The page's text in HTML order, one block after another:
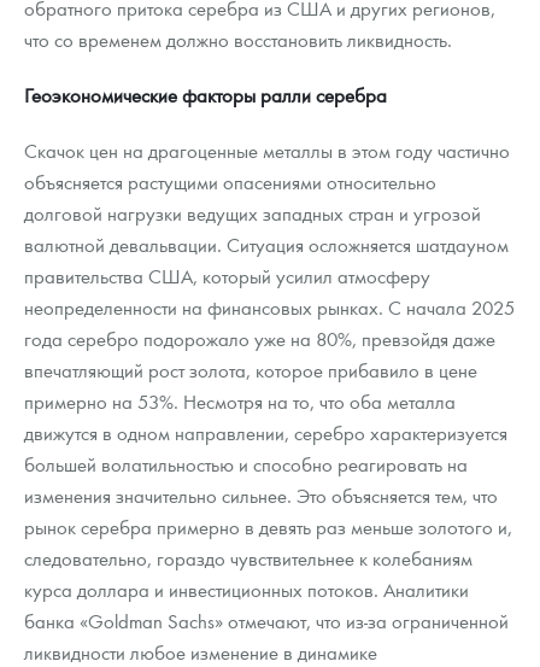
обратного притока серебра из США и других регионов,
что со временем должно восстановить ликвидность.
Геоэкономические факторы ралли серебра
Скачок цен на драгоценные металлы в этом году частично
объясняется растущими опасениями относительно
долговой нагрузки ведущих западных стран и угрозой
валютной девальвации. Ситуация осложняется шатдауном
правительства США, который усилил атмосферу
неопределенности на финансовых рынках. С начала 2025
года серебро подорожало уже на 80%, превзойдя даже
впечатляющий рост золота, которое прибавило в цене
примерно на 53%. Несмотря на то, что оба металла
движутся в одном направлении, серебро характеризуется
большей волатильностью и способно реагировать на
изменения значительно сильнее. Это объясняется тем, что
рынок серебра примерно в девять раз меньше золотого и,
следовательно, гораздо чувствительнее к колебаниям
курса доллара и инвестиционных потоков. Аналитики
банка «Goldman Sachs» отмечают, что из-за ограниченной
ликвидности любое изменение в динамике